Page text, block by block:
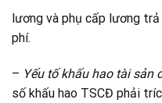
lương và phụ cấp lương
phí.
– Yếu tố khấu hao tài sản
số khấu hao TSCĐ phải